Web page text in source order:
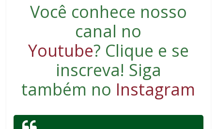
Você conhece nosso
canal no
Youtube? Clique e se
inscreva! Siga
também no Instagram